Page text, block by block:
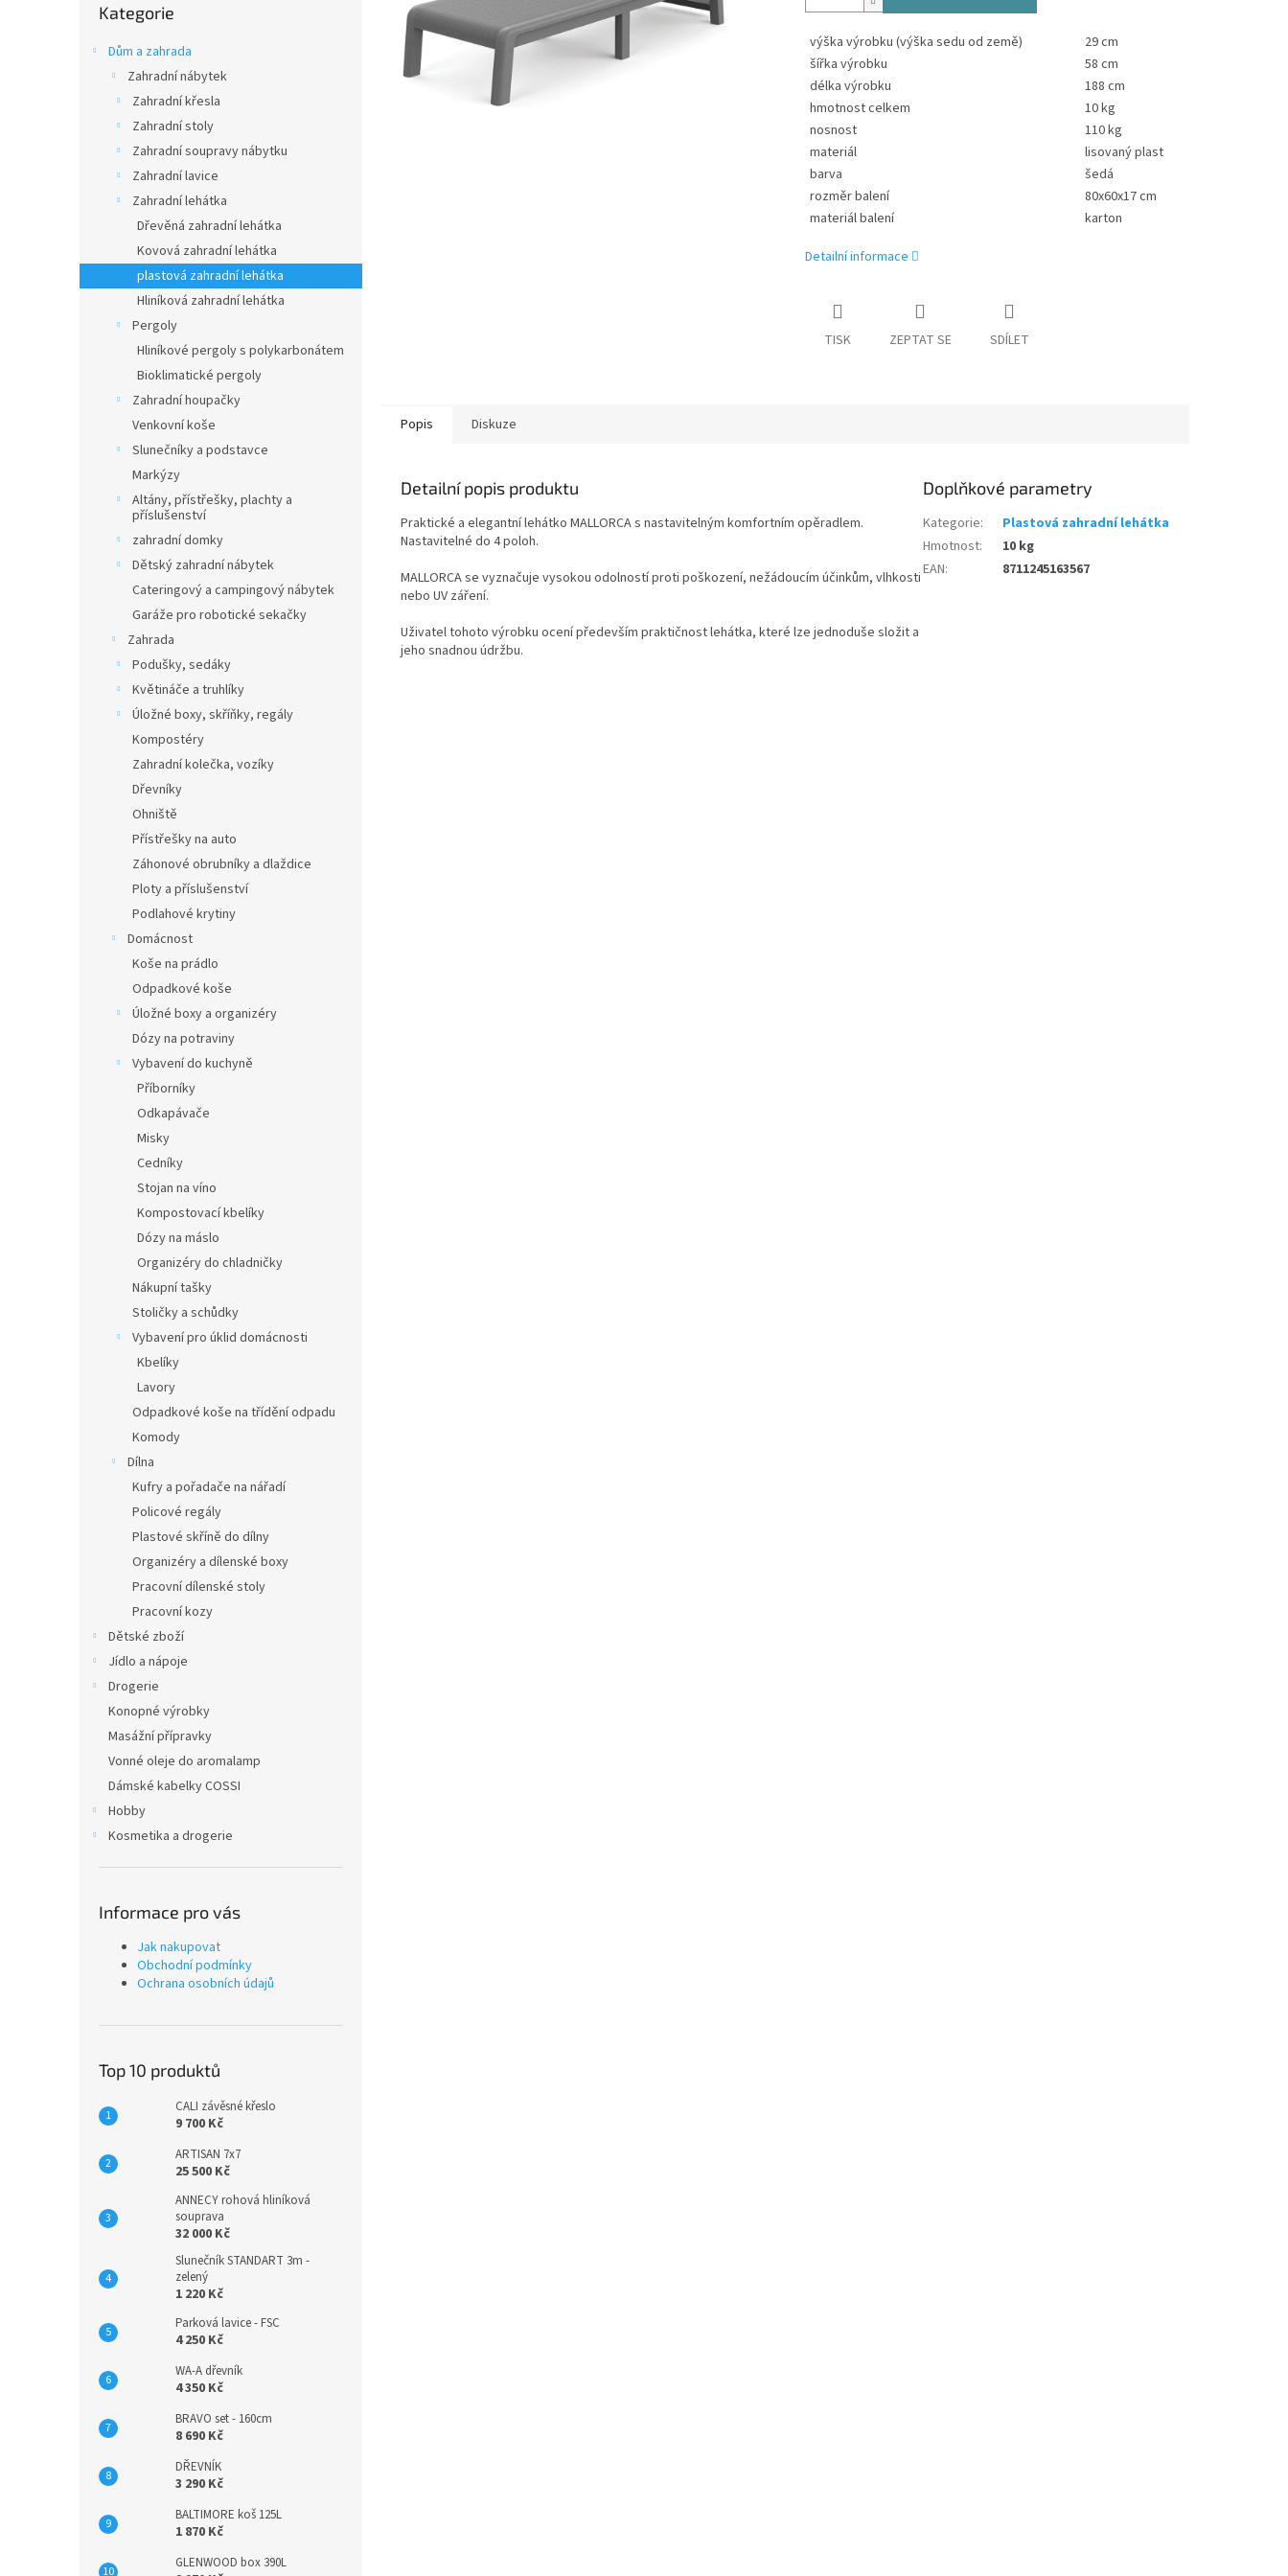
kategorie
Kategorie
Dům a zahrada
Zahradní nábytek
Zahradní křesla
Zahradní stoly
Zahradní soupravy nábytku
Zahradní lavice
Zahradní lehátka
Dřevěná zahradní lehátka
Kovová zahradní lehátka
plastová zahradní lehátka
Hliníková zahradní lehátka
Pergoly
Hliníkové pergoly s polykarbonátem
Bioklimatické pergoly
Zahradní houpačky
Venkovní koše
Slunečníky a podstavce
Markýzy
Altány, přístřešky, plachty a
příslušenství
zahradní domky
Dětský zahradní nábytek
Cateringový a campingový nábytek
Garáže pro robotické sekačky
Zahrada
Podušky, sedáky
Květináče a truhlíky
Úložné boxy, skříňky, regály
Kompostéry
Zahradní kolečka, vozíky
Dřevníky
Ohniště
Přístřešky na auto
Záhonové obrubníky a dlaždice
Ploty a příslušenství
Podlahové krytiny
Domácnost
Koše na prádlo
Odpadkové koše
Úložné boxy a organizéry
Dózy na potraviny
Vybavení do kuchyně
Příborníky
Odkapávače
Misky
Cedníky
Stojan na víno
Kompostovací kbelíky
Dózy na máslo
Organizéry do chladničky
Nákupní tašky
Stoličky a schůdky
Vybavení pro úklid domácnosti
Kbelíky
Lavory
Odpadkové koše na třídění odpadu
Komody
Dílna
Kufry a pořadače na nářadí
Policové regály
Plastové skříně do dílny
Organizéry a dílenské boxy
Pracovní dílenské stoly
Pracovní kozy
Dětské zboží
Jídlo a nápoje
Drogerie
Konopné výrobky
Masážní přípravky
Vonné oleje do aromalamp
Dámské kabelky COSSI
Hobby
Kosmetika a drogerie
Informace pro vás
Jak nakupovat
Obchodní podmínky
Ochrana osobních údajů
Top 10 produktů
CALI závěsné křeslo
9 700 Kč
ARTISAN 7x7
25 500 Kč
ANNECY rohová hliníková
souprava
32 000 Kč
Slunečník STANDART 3m -
zelený
1 220 Kč
Parková lavice - FSC
4 250 Kč
WA-A dřevník
4 350 Kč
BRAVO set - 160cm
8 690 Kč
DŘEVNÍK
3 290 Kč
BALTIMORE koš 125L
1 870 Kč
GLENWOOD box 390L
výška výrobku (výška sedu od země)
29 cm
šířka výrobku
58 cm
délka výrobku
188 cm
hmotnost celkem
10 kg
nosnost
110 kg
materiál
lisovaný plast
barva
šedá
rozměr balení
80x60x17 cm
materiál balení
karton
Detailní informace
TISK ZEPTAT SE SDÍLET
Popis Diskuze
Detailní popis produktu
Praktické a elegantní lehátko MALLORCA s nastavitelným komfortním opěradlem.
Nastavitelné do 4 poloh.
MALLORCA se vyznačuje vysokou odolností proti poškození, nežádoucím účinkům, vlhkosti
nebo UV záření.
Uživatel tohoto výrobku ocení především praktičnost lehátka, které lze jednoduše složit a
jeho snadnou údržbu.
Doplňkové parametry
Kategorie:
Plastová zahradní lehátka
Hmotnost:
10 kg
EAN: 8711245163567